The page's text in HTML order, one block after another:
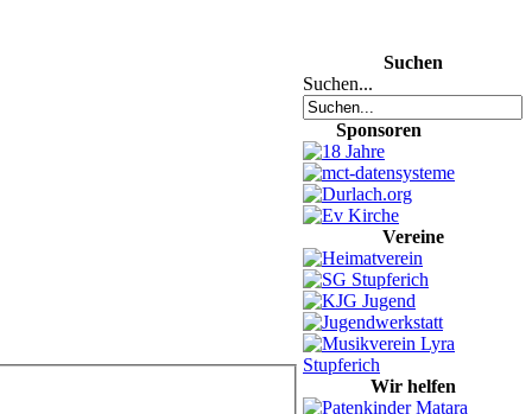
Suchen
Suchen...
Sponsoren
Vereine
Wir helfen